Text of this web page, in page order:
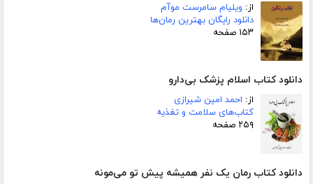
از: ویلیام سامرست موآم
دانلود رایگان بهترین رمان‌ها
۱۵۳ صفحه
دانلود کتاب اسلام پزشک بی‌دارو
از: احمد امین شیرازی
کتاب‌های سلامت و تغذیه
۲۵۹ صفحه
دانلود کتاب رمان یک نفر همیشه پیش تو می‌مونه